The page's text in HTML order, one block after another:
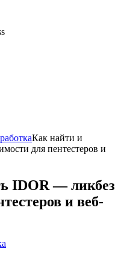
Как найти и
для пентестеров и
IDOR — ликбез
и веб-